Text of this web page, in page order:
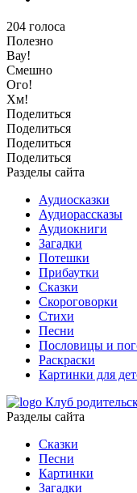
204 голоса
Полезно
Вау!
Смешно
Ого!
Хм!
Поделиться
Поделиться
Поделиться
Поделиться
Разделы сайта
Аудиосказки
Аудиорассказы
Аудиокниги
Загадки
Потешки
Прибаутки
Сказки
Скороговорки
Стихи
Песни
Пословицы и
Раскраски
Картинки для
Клуб
Разделы сайта
Сказки
Песни
Картинки
Загадки